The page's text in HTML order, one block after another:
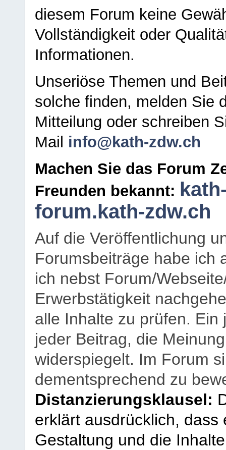
diesem Forum keine
Vollständigkeit oder
Informationen.
Unseriöse Themen und
solche finden, melden Sie
Mitteilung oder schreiben
Mail info@kath-zdw.ch
Machen Sie das Forum
Freunden bekannt:
forum.kath-zdw.ch
Auf die Veröffentlichung
Forumsbeiträge habe ich
ich nebst Forum/
Erwerbstätigkeit
alle Inhalte zu prüfen.
jeder Beitrag, die
widerspiegelt. Im Forum
dementsprechend zu
Distanzierungsklausel:
erklärt ausdrücklich,
Gestaltung und die